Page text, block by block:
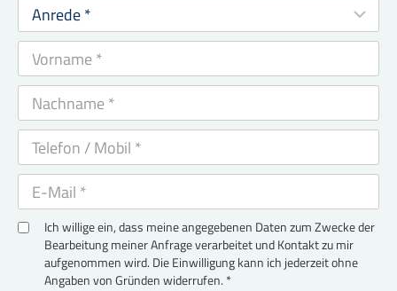
Ich willige ein, dass meine angegebenen Daten zum Zwecke der
Bearbeitung meiner Anfrage verarbeitet und Kontakt zu mir
aufgenommen wird. Die Einwilligung kann ich jederzeit ohne
Angaben von Gründen widerrufen. *